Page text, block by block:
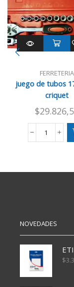
FERRETERIA
juego de tubos
criquet
$
juego
piezas
NOVEDADES
$